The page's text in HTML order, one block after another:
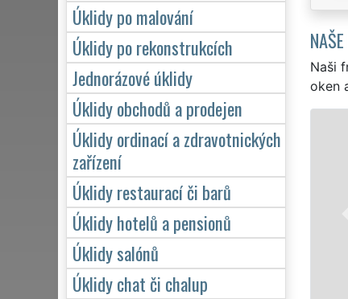
Naši
oken
ÚKLID A ÚKLIDOVÉ SLUŽBY KARLOVY
Franchisová síť EXTRA UKLÍZENÍ zajišťuje
Karlových Varů profesionální, kvalitní, ale
jednotlivce. Poskytujeme náš servis 24
během víkendů či státních svátků.
se zárukou kvalitně odvedené práce.
Mám zájem o úklid v Karlových Varech
Úklidy po malování
Úklidy po rekonstrukcích
Jednorázové úklidy
Úklidy obchodů a prodejen
Úklidy ordinací a zdravotnických
zařízení
Úklidy restaurací či barů
Úklidy hotelů a pensionů
Úklidy salónů
Úklidy chat či chalup